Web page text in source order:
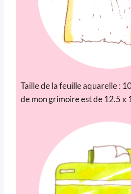
Taille de la feuille aquarelle :
de mon grimoire est de 12.5 x